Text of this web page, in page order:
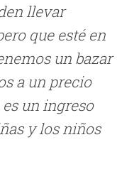
llevar
que esté en
un bazar
a un precio
un ingreso
y los niños